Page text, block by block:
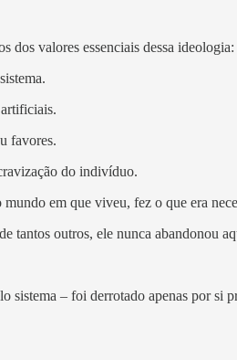
dos valores essenciais dessa ideologia:
favores.
do indivíduo.
em que viveu, fez o que era
tantos outros, ele nunca abandonou
– foi derrotado apenas por si